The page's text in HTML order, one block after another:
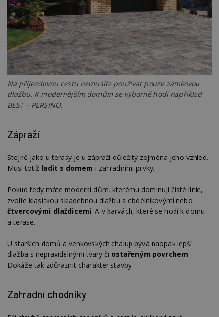
Na příjezdovou cestu nemusíte používat pouze zámkovou
dlažbu. K modernějším domům se výborně hodí například
BEST – PERSINO.
Zápraží
Stejně jako u terasy je u zápraží důležitý zejména jeho vzhled.
Musí totiž ladit s domem i zahradními prvky.
Pokud tedy máte moderní dům, kterému dominují čisté linie,
zvolte klasickou skladebnou dlažbu s obdélníkovými nebo
čtvercovými dlaždicemi. A v barvách, které se hodí k domu
a terase.
U starších domů a venkovských chalup bývá naopak lepší
dlažba s nepravidelnými tvary či ostařeným povrchem.
Dokáže tak zdůraznit charakter stavby.
Zahradní chodníky